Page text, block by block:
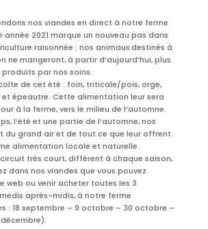
nos viandes en direct à notre ferme
année 2021 marque un nouveau pas dans
raisonnée : nos animaux destinés à
ne mangeront, à partir d’aujourd’hui, plus
par nos soins.
de cet été : foin, triticale/pois, orge,
épeautre. Cette alimentation leur sera
à la ferme, vers le milieu de l’automne.
l’été et une partie de l’automne, nos
du grand air et de tout ce que leur offrent
alimentation locale et naturelle.
très court, différent à chaque saison,
dans nos viandes que vous pouvez
web ou venir acheter toutes les 3
après-midis, à notre ferme
: 18 septembre – 9 octobre – 30 octobre –
décembre).